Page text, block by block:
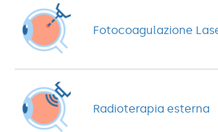
Fotocoagulazione
Radioterapia esterna